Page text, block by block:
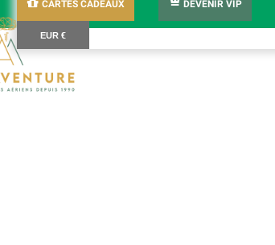
CARTES CADEAUX DEVENIR VIP
EUR €